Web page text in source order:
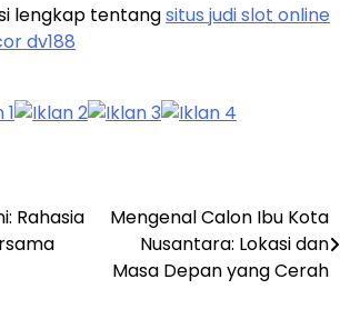
lengkap tentangsitus judi slot online
dv188
Rahasia
Mengenal Calon Ibu Kota
Nusantara: Lokasi dan
Masa Depan yang Cerah